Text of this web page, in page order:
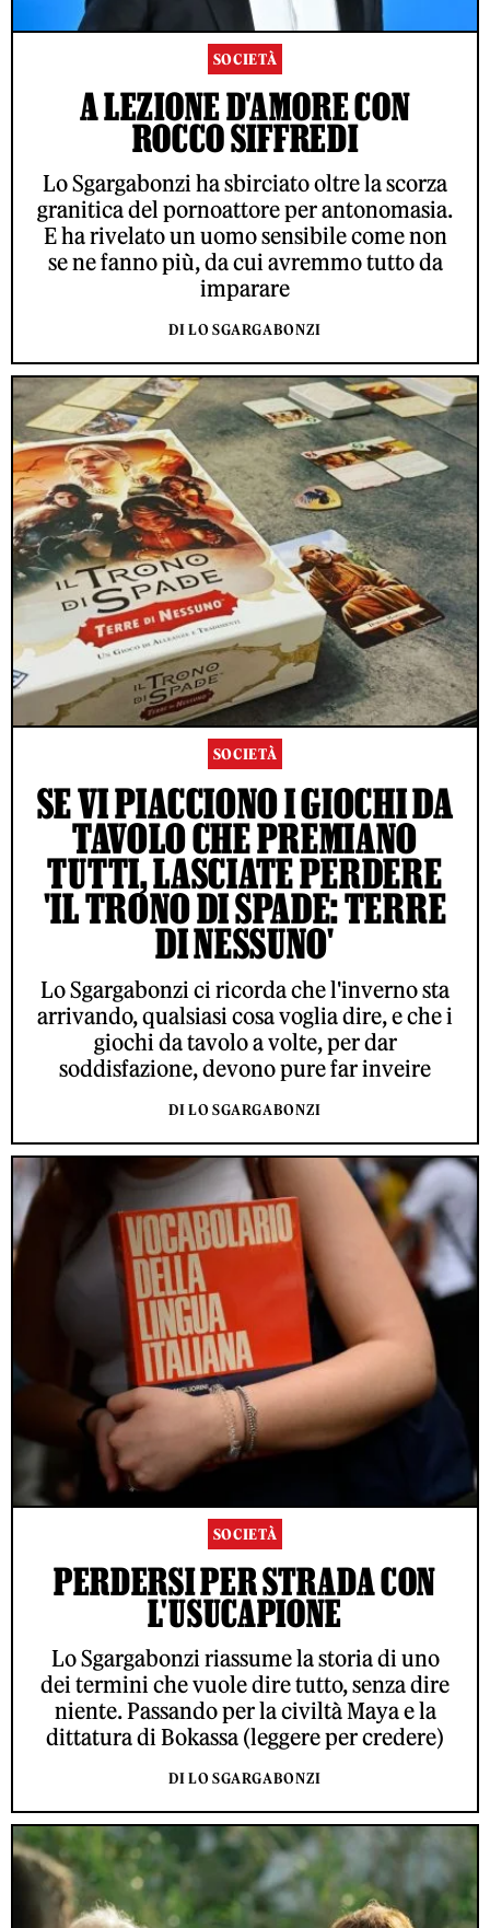
SOCIETÀ
A LEZIONE D'AMORE CON
ROCCO SIFFREDI
Lo Sgargabonzi ha sbirciato oltre la scorza
granitica del pornoattore per antonomasia.
E ha rivelato un uomo sensibile come non
se ne fanno più, da cui avremmo tutto da
imparare
DI LO SGARGABONZI
SOCIETÀ
SE VI PIACCIONO I GIOCHI DA
TAVOLO CHE PREMIANO
TUTTI, LASCIATE PERDERE
'IL TRONO DI SPADE: TERRE
DI NESSUNO'
Lo Sgargabonzi ci ricorda che l'inverno sta
arrivando, qualsiasi cosa voglia dire, e che i
giochi da tavolo a volte, per dar
soddisfazione, devono pure far inveire
DI LO SGARGABONZI
SOCIETÀ
PERDERSI PER STRADA CON
L'USUCAPIONE
Lo Sgargabonzi riassume la storia di uno
dei termini che vuole dire tutto, senza dire
niente. Passando per la civiltà Maya e la
dittatura di Bokassa (leggere per credere)
DI LO SGARGABONZI